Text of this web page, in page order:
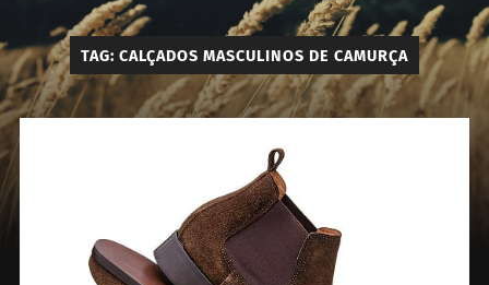
Élie
-
Calçados
e
Acessórios
Masculino
TAG: CALÇADOS MASCULINOS DE CAMURÇA